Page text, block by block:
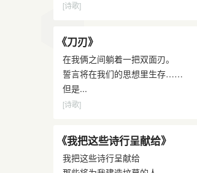
[诗歌]
《刀刃》
在我俩之间躺着一把双面刃。
誓言将在我们的思想里生存……
但是...
[诗歌]
《我把这些诗行呈献给》
我把这些诗行呈献给